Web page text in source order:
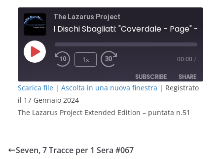
The Lazarus Project
I Dischi Sbagliati: "Coverdale - Page" - #15
Play
1x 00:00 /
SUBSCRIBE SHARE
RSS FEED
SHARE
EMBED
Scarica file | Ascolta in una nuova finestra | Registrato
il 17 Gennaio 2024
The Lazarus Project Extended Edition – puntata n.51
Seven, 7 Tracce per 1 Sera #067